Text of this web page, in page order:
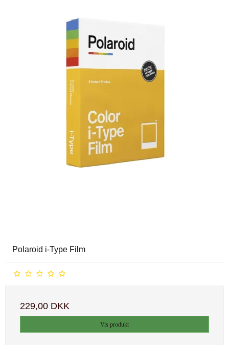
Polaroid i-Type Film
229,00 DKK
Vis produkt